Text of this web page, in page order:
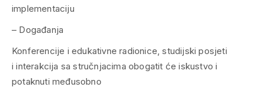
implementaciju
– Događanja
Konferencije i edukativne radionice, studijski posjeti
i interakcija sa stručnjacima obogatit će iskustvo i
potaknuti međusobno